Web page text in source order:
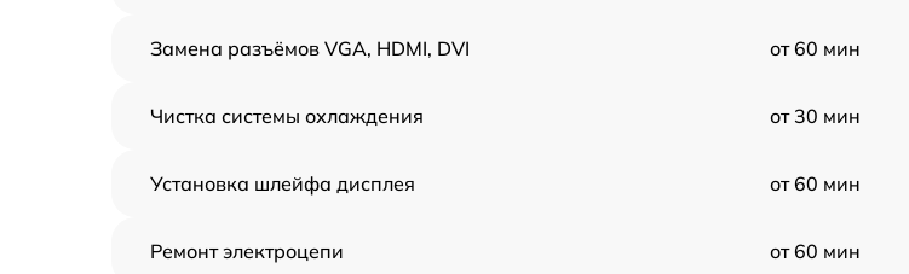
Замена разъёмов VGA, HDMI, DVI от 60 мин
Чистка системы охлаждения от 30 мин
Установка шлейфа дисплея от 60 мин
Ремонт электроцепи от 60 мин